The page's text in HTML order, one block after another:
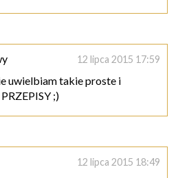
12 lipca 2015 17:59
uwielbiam takie proste i
;)
12 lipca 2015 18:49